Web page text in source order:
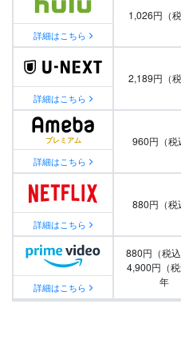
詳細はこちら
1,026円（税
詳細はこちら
2,189円（税
詳細はこちら
960円（税
詳細はこちら
880円（税
詳細はこちら
880円（税
4,900円（
年